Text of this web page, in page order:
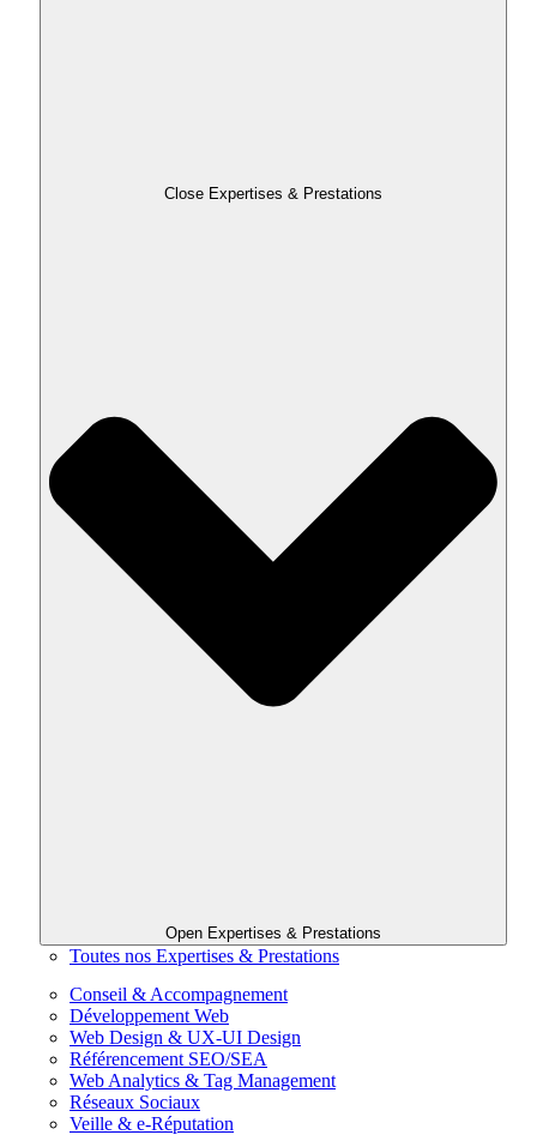
Close Expertises & Prestations
Open Expertises & Prestations
Toutes nos Expertises & Prestations
Conseil & Accompagnement
Développement Web
Web Design & UX-UI Design
Référencement SEO/SEA
Web Analytics & Tag Management
Réseaux Sociaux
Veille & e-Réputation